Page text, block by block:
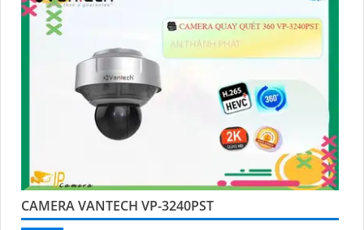
CAMERA VANTECH VP-3240PST